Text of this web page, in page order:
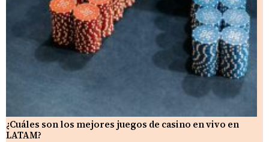
¿Cuáles son los mejores juegos de casino en vivo en
LATAM?